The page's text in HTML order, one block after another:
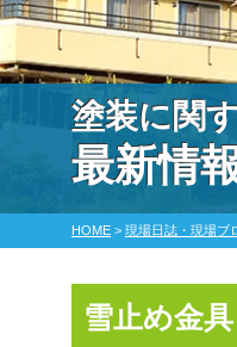
塗装に関
最新情
HOME > 現場日誌・現場ブ
雪止め金